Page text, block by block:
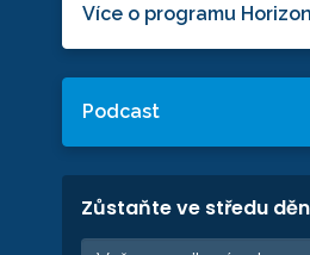
Více o programu
Podcast
Zůstaňte ve středu